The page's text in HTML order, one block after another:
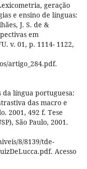
geração
e ensino de línguas:
J. S. de &
em
v. 01, p. 1114- 1122,
artigo_284.pdf.
da língua portuguesa:
das macro e
2001, 492 f. Tese
São Paulo, 2001.
8/8139/tde-
Acesso